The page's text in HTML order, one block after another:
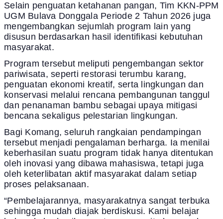
Selain penguatan ketahanan pangan, Tim KKN-PPM
UGM Bulava Donggala Periode 2 Tahun 2026 juga
mengembangkan sejumlah program lain yang
disusun berdasarkan hasil identifikasi kebutuhan
masyarakat.
Program tersebut meliputi pengembangan sektor
pariwisata, seperti restorasi terumbu karang,
penguatan ekonomi kreatif, serta lingkungan dan
konservasi melalui rencana pembangunan tanggul
dan penanaman bambu sebagai upaya mitigasi
bencana sekaligus pelestarian lingkungan.
Bagi Komang, seluruh rangkaian pendampingan
tersebut menjadi pengalaman berharga. Ia menilai
keberhasilan suatu program tidak hanya ditentukan
oleh inovasi yang dibawa mahasiswa, tetapi juga
oleh keterlibatan aktif masyarakat dalam setiap
proses pelaksanaan.
“Pembelajarannya, masyarakatnya sangat terbuka
sehingga mudah diajak berdiskusi. Kami belajar